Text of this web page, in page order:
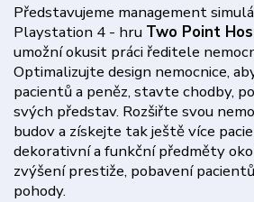
Představujeme management
Playstation 4 - hru Two Point
umožní okusit práci ředitele
Optimalizujte design nemocnice,
pacientů a peněz, stavte chodby,
svých představ. Rozšiřte svou
budov a získejte tak ještě více
dekorativní a funkční předměty
zvýšení prestiže, pobavení
pohody.